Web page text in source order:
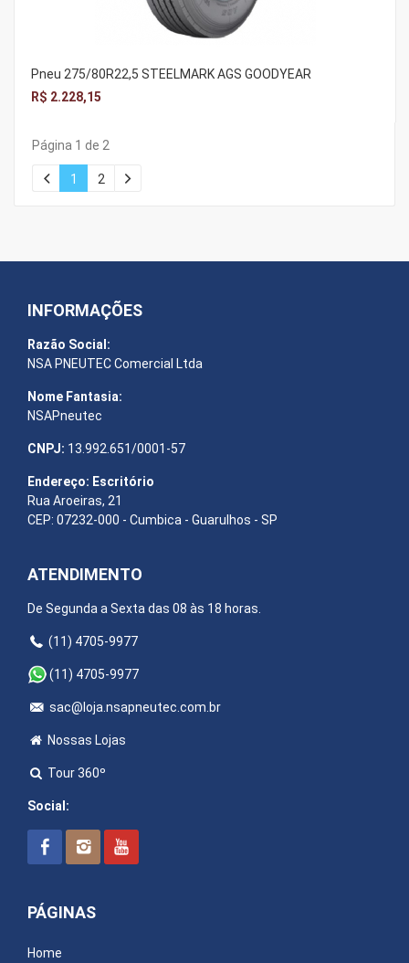
Pneu 275/80R22,5 STEELMARK AGS GOODYEAR
R$ 2.228,15
Página 1 de 2
1 2
INFORMAÇÕES
Razão Social:
NSA PNEUTEC Comercial Ltda
Nome Fantasia:
NSAPneutec
CNPJ: 13.992.651/0001-57
Endereço: Escritório
Rua Aroeiras, 21
CEP: 07232-000 - Cumbica - Guarulhos - SP
ATENDIMENTO
De Segunda a Sexta das 08 às 18 horas.
(11) 4705-9977
(11) 4705-9977
sac@loja.nsapneutec.com.br
Nossas Lojas
Tour 360º
Social:
PÁGINAS
Home